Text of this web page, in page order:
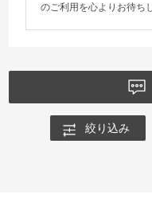
のご利用を心よりお待ち
絞り込み